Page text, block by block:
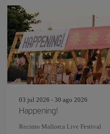
03 jul 2026 - 30 ago 2026
Happening!
Recinto Mallorca Live Festival